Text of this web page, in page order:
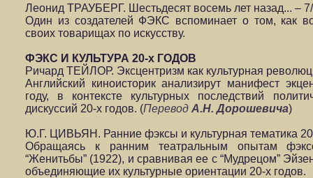
Леонид ТРАУБЕРГ. Шестьдесят восемь лет назад... – 7/
Один из создателей ФЭКС вспоминает о том, как
своих товарищах по искусству.
ФЭКС И КУЛЬТУРА 20-х ГОДОВ
Ричард ТЕЙЛОР. Эксцентризм как культурная
Английский киноисторик анализирут манифест
году, в контексте культурных последствий
дискуссий 20-х годов. (Перевод А.Н. Дорошевича)
Ю.Г. ЦИВЬЯН. Ранние фэксы и культурная тематика
Обращаясь к ранним театральным опытам
“Женитьбы” (1922), и сравнивая ее с “Мудрецом”
объединяющие их культурные ориентации 20-х годов.